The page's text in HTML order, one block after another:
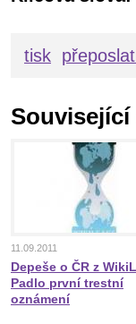
tisk
Související
11.09.2011
Depeše o ČR z
Padlo první trestní
oznámení